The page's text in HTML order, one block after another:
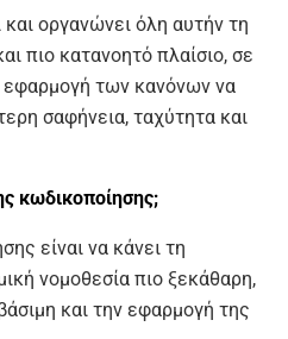
οργανώνει όλη αυτήν τη
πιο κατανοητό πλαίσιο, σε
των κανόνων να
σαφήνεια, ταχύτητα και
κωδικοποίησης;
είναι να κάνει τη
νομοθεσία πιο ξεκάθαρη,
και την εφαρμογή της